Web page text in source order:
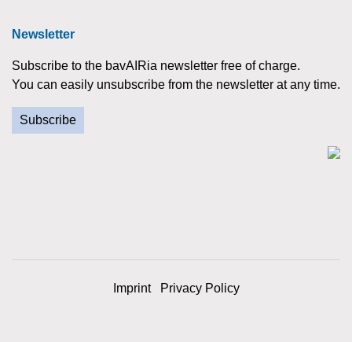
Newsletter
Subscribe to the bavAIRia newsletter free of charge.
You can easily unsubscribe from the newsletter at any time.
Subscribe
Imprint Privacy Policy